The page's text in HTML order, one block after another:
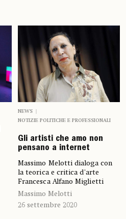
NEWS
NOTIZIE POLITICHE E PROFESSIONALI
Gli artisti che amo non
pensano a internet
Massimo Melotti dialoga con
la teorica e critica d'arte
Francesca Alfano Miglietti
Massimo Melotti
26 settembre 2020